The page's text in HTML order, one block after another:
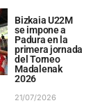
Bizkaia U22M
se impone a
Padura en la
primera jornada
del Torneo
Madalenak
2026
21/07/2026